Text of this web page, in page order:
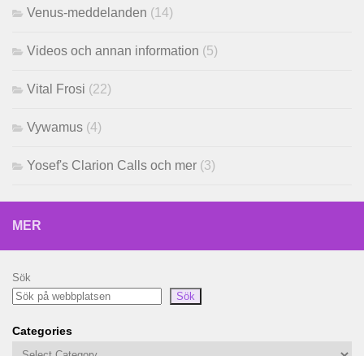
Venus-meddelanden (14)
Videos och annan information (5)
Vital Frosi (22)
Vywamus (4)
Yosef's Clarion Calls och mer (3)
MER
Sök
Sök
Categories